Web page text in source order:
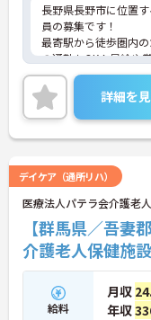
長野県長野市に位置
員の募集です！
最寄駅から徒歩圏内
の通勤もOK！昇給や
されてしっかりと還
あるのは嬉しいポイ
り、経験に関わらず
こちらの求人にご興
ントもお伝えします
詳細を
デイケア（通所リハ）
医療法人パテラ会介護老
【群馬県／吾
介護老人保健施
給料
月収
年収